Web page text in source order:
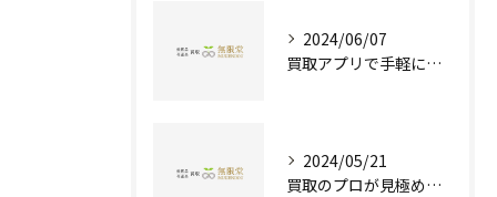
2024/06/07
買取アプリで手軽に現金化！あなたの不要品が宝物に変わる方法とは？
2024/05/21
買取のプロが見極める！骨董品の価値と査定とは？